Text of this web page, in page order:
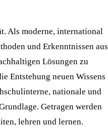
Als moderne, international
und Erkenntnissen aus
Lösungen zu
Entstehung neuen Wissens
nationale und
Getragen werden
lehren und lernen.